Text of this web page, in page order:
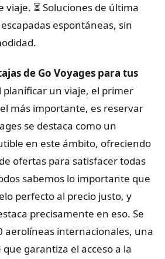
viaje. ⏳ Soluciones de última
espontáneas, sin
de Go Voyages para tus
planificar un viaje, el primer
más importante, es reservar
se destaca como un
en este ámbito, ofreciendo
ofertas para satisfacer todas
sabemos lo importante que
perfecto al precio justo, y
precisamente en eso. Se
aerolíneas internacionales, una
garantiza el acceso a la